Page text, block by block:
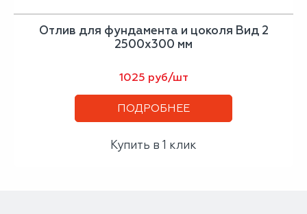
Отлив для фундамента и цоколя Вид 2
2500х300 мм
1025 руб/шт
ПОДРОБНЕЕ
Купить в 1 клик